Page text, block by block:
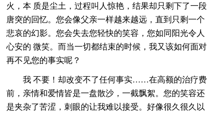
火，本 质是尘土，过程叫人惊艳，结果却只剩下了一段
唐突的回忆。您会像父亲一样越来越远，直到只剩一个
悲哀的幻影。您会失去您轻快的笑容，您如同阳光令人
心安的 微笑。而当一切都结束的时候，我又该如何面对
再不见您的事实呢？
我 不要！却改变不了任何事实……在高额的治疗费
前，亲情和爱情皆是一盘散沙，一截飘絮。您的笑容还
是夹杂了苦涩，刺眼的让我难以接受。好像很久很久以